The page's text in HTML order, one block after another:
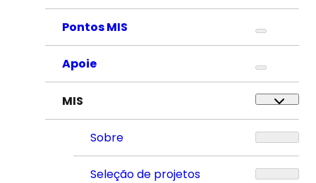
Pontos MIS
Apoie
MIS
Sobre
Seleção de projetos